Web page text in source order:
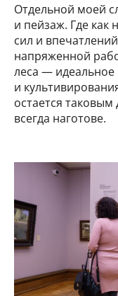
Отдельной моей
и пейзаж. Где как
сил и
напряженной
леса — идеальное
и
остается
всегда наготове.